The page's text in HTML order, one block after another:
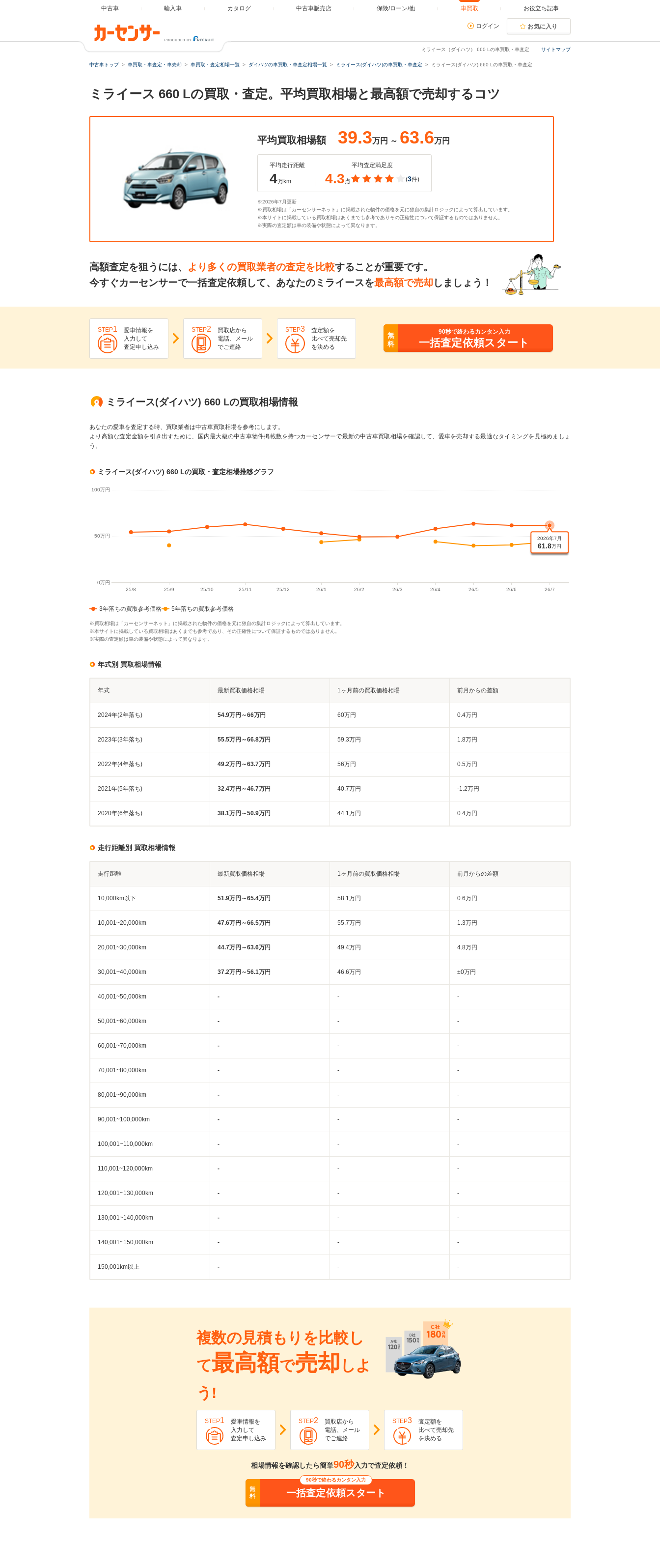
中古車 輸入車 カタログ 中古車販売店 保険/ローン/他 車買取 お役立ち記事
ログイン お気に入り
サイトマップ
ミライース（ダイハツ） 660 Lの車買取・車査定
中古車トップ 車買取・車査定・車売却 車買取・査定相場一覧 ダイハツの車買取・車査定相場一覧 ミライース(ダイハツ)の車買取・車査定 ミライース(ダイハツ) 660 Lの車買取・車査定
ミライース 660 Lの買取・査定。平均買取相場と最高額で売却するコツ
平均買取相場額 39.3万円 ～ 63.6万円
平均走行距離
4万km
平均査定満足度
4.3点 (3件)
※2026年7月更新
※買取相場は「カーセンサーネット」に掲載された物件の価格を元に独自の集計ロジックによって算出しています。
※本サイトに掲載している買取相場はあくまでも参考でありその正確性について保証するものではありません。
※実際の査定額は車の装備や状態によって異なります。
高額査定を狙うには、 より多くの買取業者の査定を比較することが重要です。
今すぐカーセンサーで一括査定依頼して、あなたのミライースを最高額で売却 しましょう！
STEP1
愛車情報を
入力して
査定申し込み
STEP2
買取店から
電話、メール
でご連絡
STEP3
査定額を
比べて売却先
を決める
無
料
90秒で終わるカンタン入力
一括査定依頼スタート
ミライース(ダイハツ) 660 Lの買取相場情報
あなたの愛車を査定する時、買取業者は中古車買取相場を参考にします。
より高額な査定金額を引き出すために、国内最大級の中古車物件掲載数を持つカーセンサーで最新の中古車買取相場を確認して、愛車を売却する最適なタイミングを見極めましょ
う。
ミライース(ダイハツ) 660 Lの買取・査定相場推移グラフ
3年落ちの買取参考価格 5年落ちの買取参考価格
※買取相場は「カーセンサーネット」に掲載された物件の価格を元に独自の集計ロジックによって算出しています。
※本サイトに掲載している買取相場はあくまでも参考であり、その正確性について保証するものではありません。
※実際の査定額は車の装備や状態によって異なります。
年式別 買取相場情報
年式 最新買取価格相場 1ヶ月前の買取価格相場 前月からの差額
2024年(2年落ち) 54.9万円～66万円 60万円 0.4万円
2023年(3年落ち) 55.5万円～66.8万円 59.3万円 1.8万円
2022年(4年落ち) 49.2万円～63.7万円 56万円 0.5万円
2021年(5年落ち) 32.4万円～46.7万円 40.7万円 -1.2万円
2020年(6年落ち) 38.1万円～50.9万円 44.1万円 0.4万円
走行距離別 買取相場情報
走行距離 最新買取価格相場 1ヶ月前の買取価格相場 前月からの差額
10,000km以下 51.9万円～65.4万円 58.1万円 0.6万円
10,001~20,000km 47.6万円～66.5万円 55.7万円 1.3万円
20,001~30,000km 44.7万円～63.6万円 49.4万円 4.8万円
30,001~40,000km 37.2万円～56.1万円 46.6万円 ±0万円
40,001~50,000km - - -
50,001~60,000km - - -
60,001~70,000km - - -
70,001~80,000km - - -
80,001~90,000km - - -
90,001~100,000km - - -
100,001~110,000km - - -
110,001~120,000km - - -
120,001~130,000km - - -
130,001~140,000km - - -
140,001~150,000km - - -
150,001km以上 - - -
複数の見積もりを比較し
て最高額で売却 しよ
う!
STEP1
愛車情報を
入力して
査定申し込み
STEP2
買取店から
電話、メール
でご連絡
STEP3
査定額を
比べて売却先
を決める
相場情報を確認したら簡単90秒入力で査定依頼！
無
料
90秒で終わるカンタン入力
一括査定依頼スタート